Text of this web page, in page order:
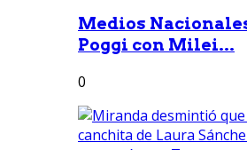
Medios
Poggi con Milei...
0